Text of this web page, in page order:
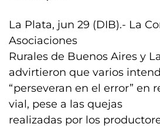
La Plata, jun 29 (DIB).- La
Asociaciones
Rurales de Buenos Aires y
advirtieron que varios
“perseveran en el error” en
vial, pese a las quejas
realizadas por los